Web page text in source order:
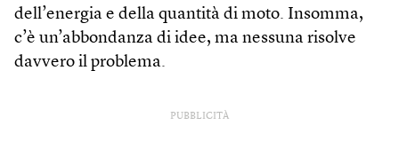
dell’energia e della quantità di moto. Insomma,
c’è un’abbondanza di idee, ma nessuna risolve
davvero il problema.
PUBBLICITÀ